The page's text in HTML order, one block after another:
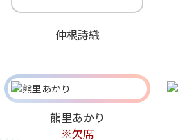
仲根詩織
熊里あかり
※欠席